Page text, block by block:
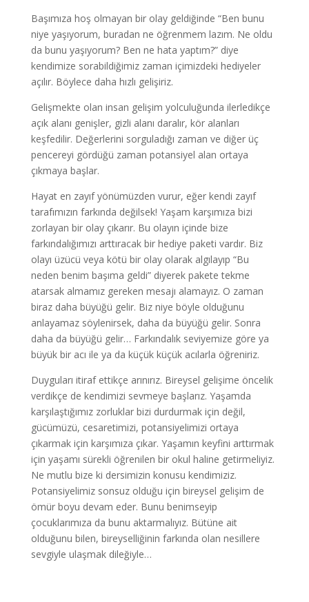
Başımıza hoş olmayan bir olay geldiğinde “Ben bunu
niye yaşıyorum, buradan ne öğrenmem lazım. Ne oldu
da bunu yaşıyorum? Ben ne hata yaptım?” diye
kendimize sorabildiğimiz zaman içimizdeki hediyeler
açılır. Böylece daha hızlı gelişiriz.
Gelişmekte olan insan gelişim yolculuğunda ilerledikçe
açık alanı genişler, gizli alanı daralır, kör alanları
keşfedilir. Değerlerini sorguladığı zaman ve diğer üç
pencereyi gördüğü zaman potansiyel alan ortaya
çıkmaya başlar.
Hayat en zayıf yönümüzden vurur, eğer kendi zayıf
tarafımızın farkında değilsek! Yaşam karşımıza bizi
zorlayan bir olay çıkarır. Bu olayın içinde bize
farkındalığımızı arttıracak bir hediye paketi vardır. Biz
olayı üzücü veya kötü bir olay olarak algılayıp “Bu
neden benim başıma geldi” diyerek pakete tekme
atarsak almamız gereken mesajı alamayız. O zaman
biraz daha büyüğü gelir. Biz niye böyle olduğunu
anlayamaz söylenirsek, daha da büyüğü gelir. Sonra
daha da büyüğü gelir… Farkındalık seviyemize göre ya
büyük bir acı ile ya da küçük küçük acılarla öğreniriz.
Duyguları itiraf ettikçe arınırız. Bireysel gelişime öncelik
verdikçe de kendimizi sevmeye başlarız. Yaşamda
karşılaştığımız zorluklar bizi durdurmak için değil,
gücümüzü, cesaretimizi, potansiyelimizi ortaya
çıkarmak için karşımıza çıkar. Yaşamın keyfini arttırmak
için yaşamı sürekli öğrenilen bir okul haline getirmeliyiz.
Ne mutlu bize ki dersimizin konusu kendimiziz.
Potansiyelimiz sonsuz olduğu için bireysel gelişim de
ömür boyu devam eder. Bunu benimseyip
çocuklarımıza da bunu aktarmalıyız. Bütüne ait
olduğunu bilen, bireyselliğinin farkında olan nesillere
sevgiyle ulaşmak dileğiyle…